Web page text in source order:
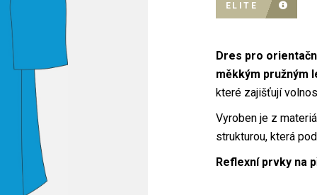
ELITE
Dres pro
měkkým pružným
které zajišťují
Vyroben je z
strukturou, která
Reflexní prvky na